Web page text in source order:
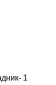
1